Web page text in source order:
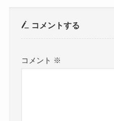
コメントする
コメント ※